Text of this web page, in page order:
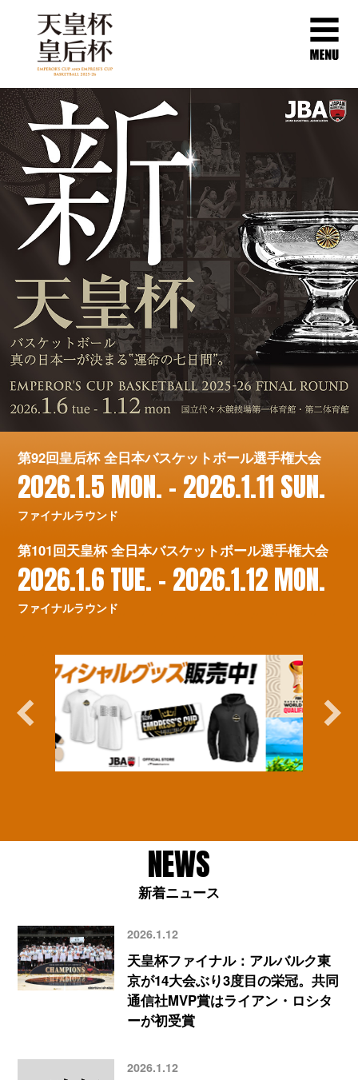
第92回皇后杯 全日本バスケットボール選手権大会
2026.1.5 MON. – 2026.1.11 SUN.
ファイナルラウンド
第101回天皇杯 全日本バスケットボール選手権大会
2026.1.6 TUE. – 2026.1.12 MON.
ファイナルラウンド
NEWS
新着ニュース
2026.1.12
天皇杯ファイナル：アルバルク東
京が14大会ぶり3度目の栄冠。共同
通信社MVP賞はライアン・ロシタ
ーが初受賞
2026.1.12